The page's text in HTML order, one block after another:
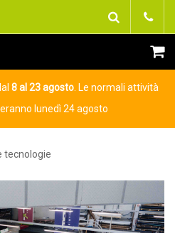
8 al 23 agosto. Le normali attività
lunedì 24 agosto
tecnologie